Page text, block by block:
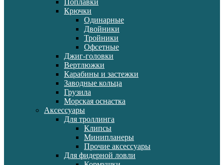
Поплавки
Крючки
Одинарные
Двойники
Тройники
Офсетные
Джиг-головки
Вертлюжки
Карабины и застежки
Заводные кольца
Грузила
Морская оснастка
Аксессуары
Для троллинга
Клипсы
Минипланеры
Прочие аксессуары
Для фидерной ловли